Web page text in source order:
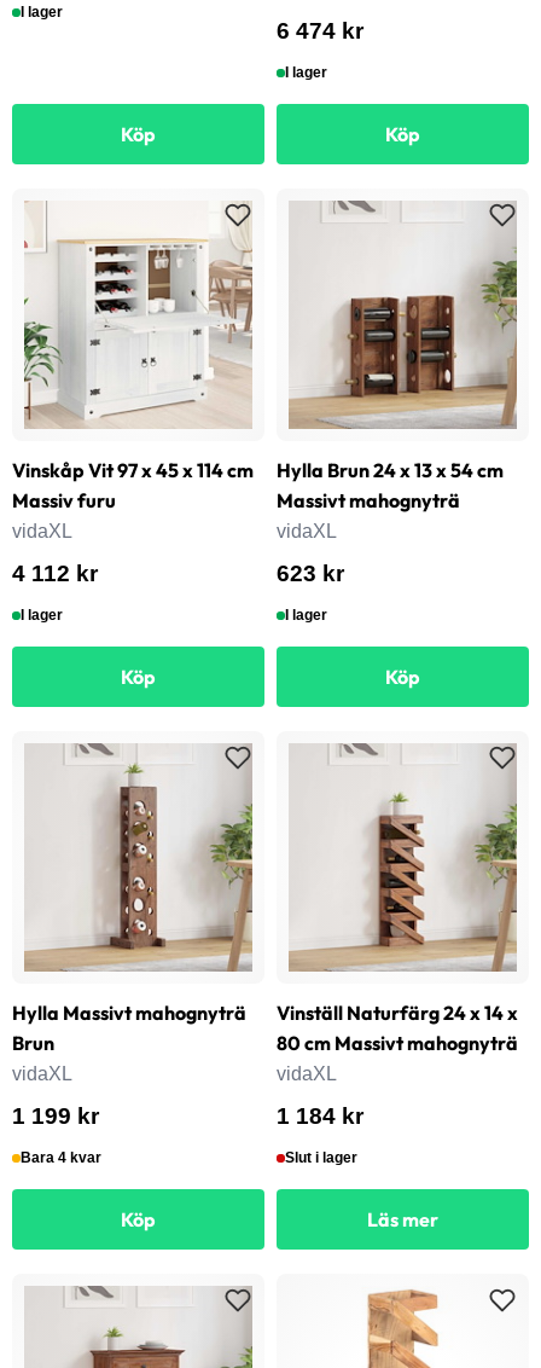
I lager
Köp
6 474 kr
I lager
Köp
Vinskåp Vit 97 x 45 x 114 cm
Massiv furu
vidaXL
4 112 kr
I lager
Köp
Hylla Brun 24 x 13 x 54 cm
Massivt mahognyträ
vidaXL
623 kr
I lager
Köp
Hylla Massivt mahognyträ
Brun
vidaXL
1 199 kr
Bara 4 kvar
Köp
Vinställ Naturfärg 24 x 14 x
80 cm Massivt mahognyträ
vidaXL
1 184 kr
Slut i lager
Läs mer